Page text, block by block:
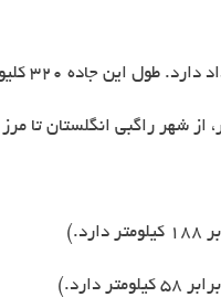
این جاده 320 کلیومتر است.)